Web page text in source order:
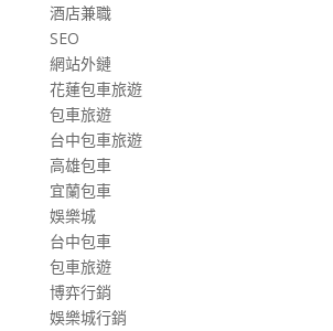
酒店兼職
SEO
網站外鏈
花蓮包車旅遊
包車旅遊
台中包車旅遊
高雄包車
宜蘭包車
娛樂城
台中包車
包車旅遊
博弈行銷
娛樂城行銷